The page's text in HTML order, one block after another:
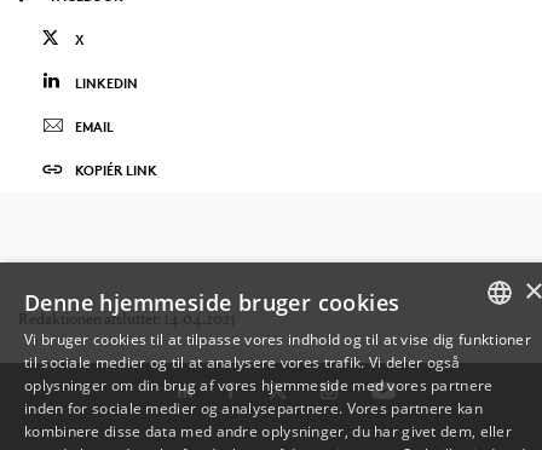
X
LINKEDIN
EMAIL
KOPIÉR LINK
Redaktionen afsluttet: 14.04.2025
DANISH
ENGLISH
Denne hjemmeside bruger cookies
Vi bruger cookies til at tilpasse vores indhold og til at vise dig funktioner
til sociale medier og til at analysere vores trafik. Vi deler også
oplysninger om din brug af vores hjemmeside med vores partnere
inden for sociale medier og analysepartnere. Vores partnere kan
kombinere disse data med andre oplysninger, du har givet dem, eller